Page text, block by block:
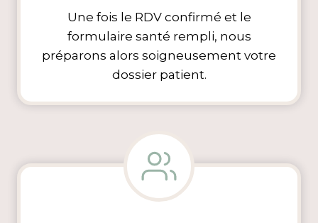
Une fois le RDV confirmé et le
formulaire santé rempli, nous
préparons alors soigneusement votre
dossier patient.